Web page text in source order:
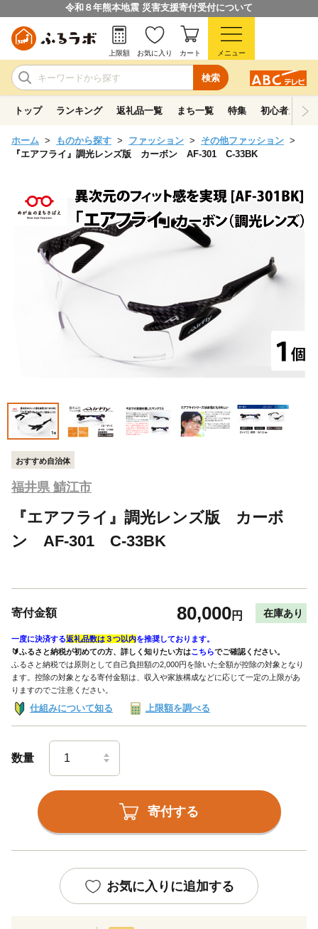
令和８年熊本地震 災害支援寄付受付について
検索
上限額 お気に入り カート メニュー
トップ ランキング 返礼品一覧 まち一覧 特集 初心者ガイド
ホーム ものから探す ファッション
その他ファッション
『エアフライ』調光レンズ版 カーボン AF-301 C-33BK
おすすめ自治体
福井県 鯖江市
『エアフライ』調光レンズ版 カーボ
ン AF-301 C-33BK
寄付金額 80,000円 在庫あり
一度に決済する返礼品数は３つ以内を推奨しております。
🔰ふるさと納税が初めての方、詳しく知りたい方はこちらでご確認ください。
ふるさと納税では原則として自己負担額の2,000円を除いた全額が控除の対象となり
ます。控除の対象となる寄付金額は、収入や家族構成などに応じて一定の上限があ
りますのでご注意ください。
仕組みについて知る 上限額を調べる
数量
寄付する
お気に入りに追加する